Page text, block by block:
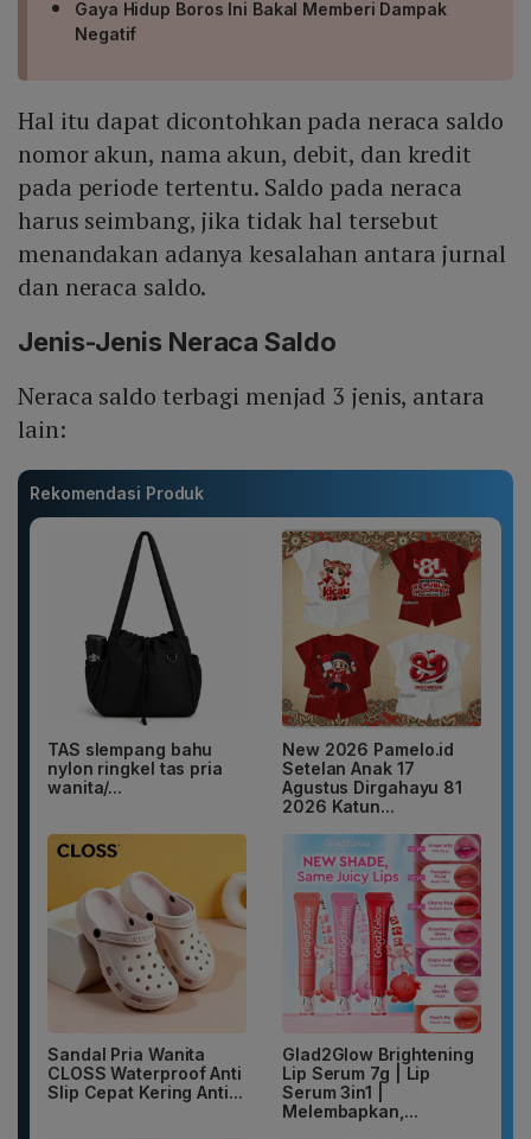
Gaya Hidup Boros Ini Bakal Memberi Dampak
Negatif
Hal itu dapat dicontohkan pada neraca saldo
nomor akun, nama akun, debit, dan kredit
pada periode tertentu. Saldo pada neraca
harus seimbang, jika tidak hal tersebut
menandakan adanya kesalahan antara jurnal
dan neraca saldo.
Jenis-Jenis Neraca Saldo
Neraca saldo terbagi menjad 3 jenis, antara
lain:
Rekomendasi Produk
TAS slempang bahu
nylon ringkel tas pria
wanita/...
New 2026 Pamelo.id
Setelan Anak 17
Agustus Dirgahayu 81
2026 Katun...
Sandal Pria Wanita
CLOSS Waterproof Anti
Slip Cepat Kering Anti...
Glad2Glow Brightening
Lip Serum 7g | Lip
Serum 3in1 |
Melembapkan,...